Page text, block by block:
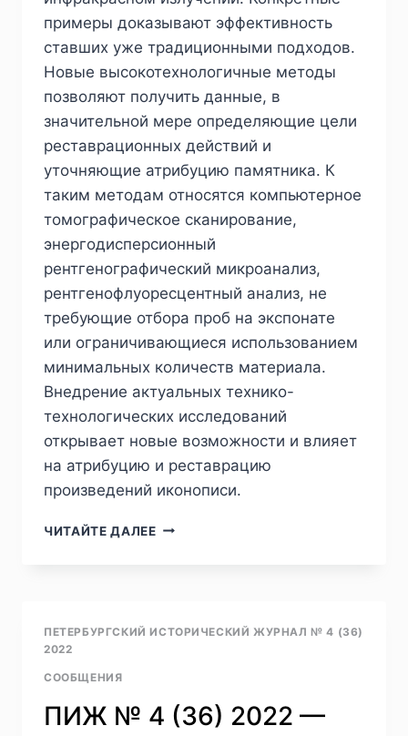
примеры доказывают эффективность
ставших уже традиционными подходов.
Новые высокотехнологичные методы
позволяют получить данные, в
значительной мере определяющие цели
реставрационных действий и
уточняющие атрибуцию памятника. К
таким методам относятся компьютерное
томографическое сканирование,
энергодисперсионный
рентгенографический микроанализ,
рентгенофлуоресцентный анализ, не
требующие отбора проб на экспонате
или ограничивающиеся использованием
минимальных количеств материала.
Внедрение актуальных технико-
технологических исследований
открывает новые возможности и влияет
на атрибуцию и реставрацию
произведений иконописи.
ЧИТАЙТЕ ДАЛЕЕПИЖ
МЕТОДОВ
ПЕТЕРБУРГСКИЙ ИСТОРИЧЕСКИЙ ЖУРНАЛ № 4 (36)
2022
СООБЩЕНИЯ
ПИЖ № 4 (36) 2022 —